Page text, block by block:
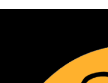
Consulta
Cadena de